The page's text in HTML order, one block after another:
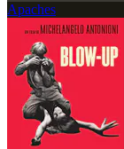
Apaches